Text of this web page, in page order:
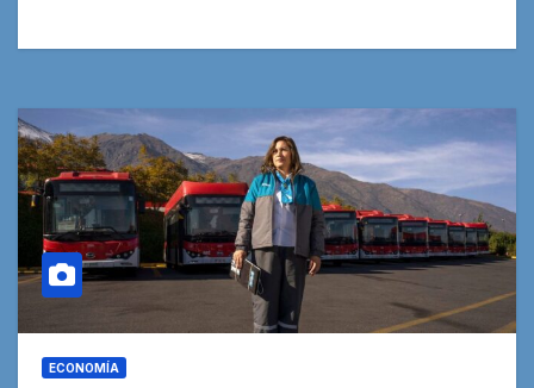
ECONOMÍA